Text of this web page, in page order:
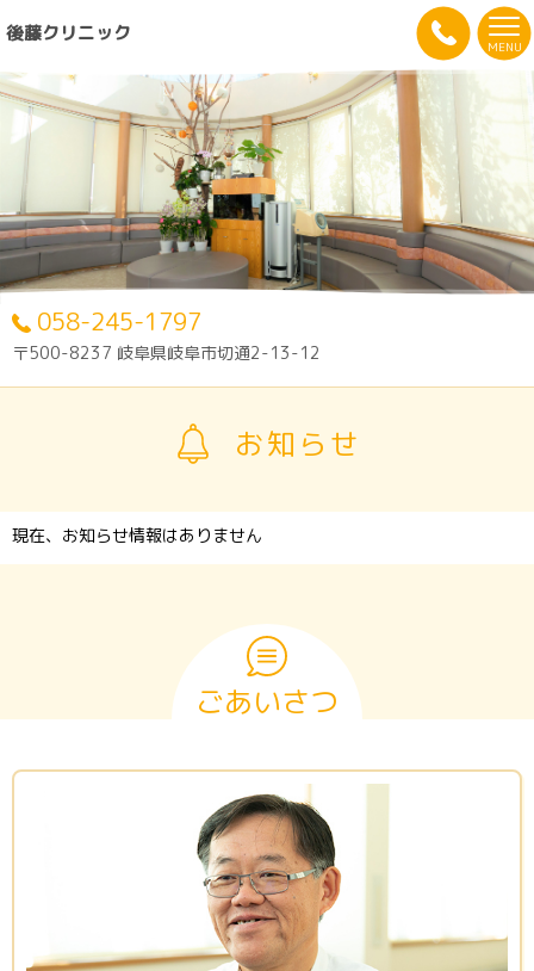
後藤クリニック
MENU
058-245-1797
〒500-8237 岐阜県岐阜市切通2-13-12
お知らせ
現在、お知らせ情報はありません
ごあいさつ